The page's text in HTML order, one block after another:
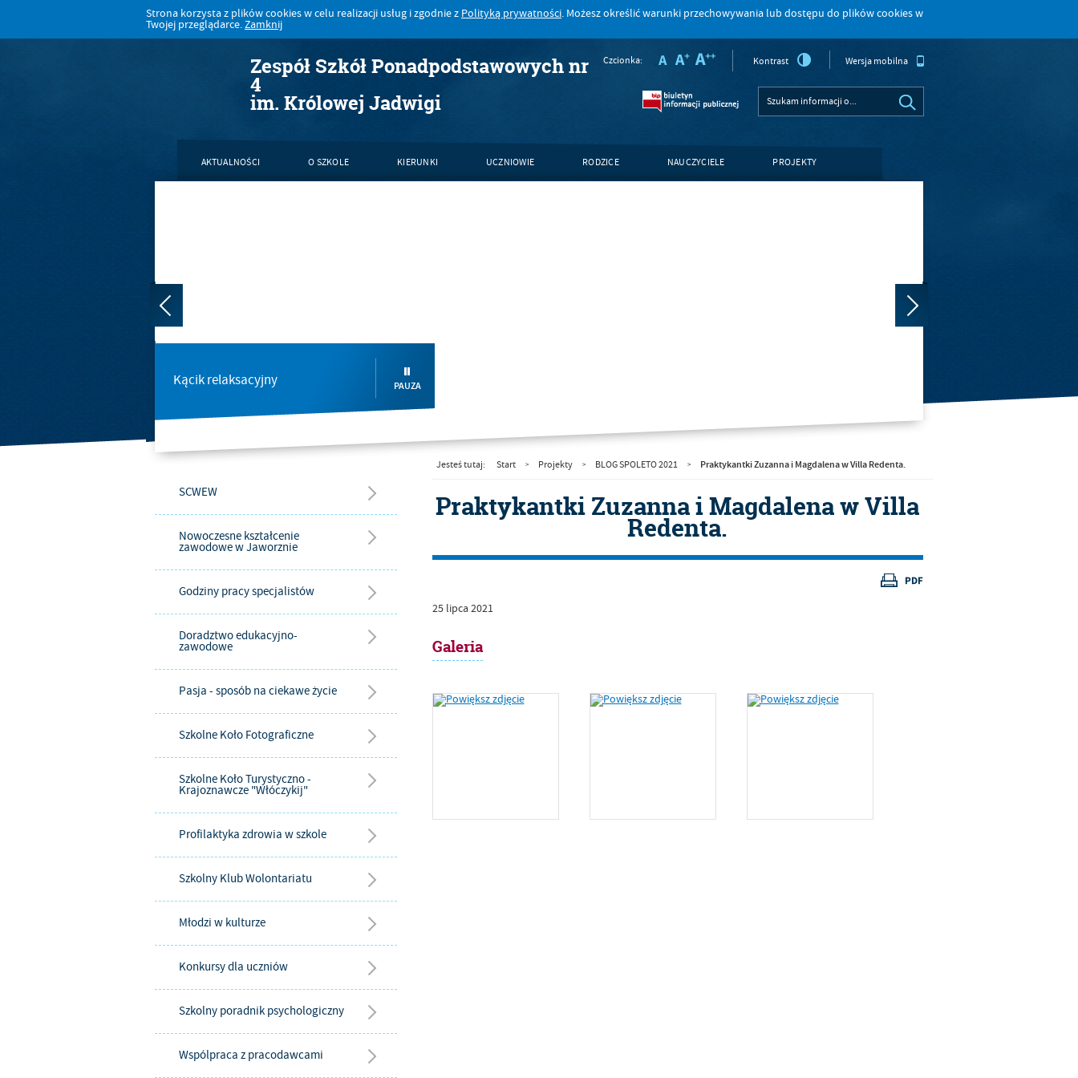
Strona korzysta z plików cookies w celu realizacji usług i zgodnie z Polityką prywatności. Możesz określić warunki przechowywania lub dostępu do plików cookies w
Twojej przeglądarce.Zamknij
Zespół Szkół Ponadpodstawowych nr
4
im. Królowej Jadwigi
Czcionka: Kontrast Wersja mobilna
AKTUALNOŚCI O SZKOLE KIERUNKI UCZNIOWIE RODZICE NAUCZYCIELE PROJEKTY
Kącik relaksacyjny PAUZA
SCWEW
Nowoczesne kształcenie
zawodowe w Jaworznie
Godziny pracy specjalistów
Doradztwo edukacyjno-
zawodowe
Pasja - sposób na ciekawe życie
Szkolne Koło Fotograficzne
Szkolne Koło Turystyczno -
Krajoznawcze "Włóczykij"
Profilaktyka zdrowia w szkole
Szkolny Klub Wolontariatu
Młodzi w kulturze
Konkursy dla uczniów
Szkolny poradnik psychologiczny
Wspólpraca z pracodawcami
Jesteś tutaj: Start > Projekty > BLOG SPOLETO 2021 > Praktykantki Zuzanna i Magdalena w Villa Redenta.
Praktykantki Zuzanna i Magdalena w Villa
Redenta.
25 lipca2021
Galeria